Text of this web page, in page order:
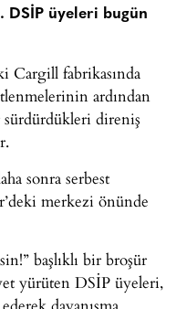
DSİP üyeleri bugün
Cargill fabrikasında
ardından
direniş
sonra serbest
merkezi önünde
başlıklı bir broşür
yürüten DSİP üyeleri,